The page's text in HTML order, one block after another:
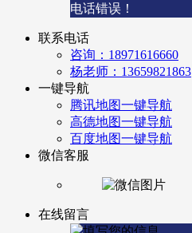
电话错误！
联系电话
咨询：18971616660
杨老师：13659821863
一键导航
腾讯地图一键导航
高德地图一键导航
百度地图一键导航
微信客服
在线留言